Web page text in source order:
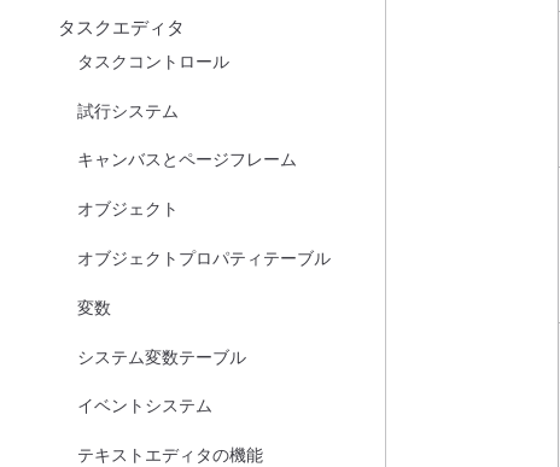
タスクエディタ
タスクコントロール
試行システム
キャンバスとページフレーム
オブジェクト
オブジェクトプロパティテーブル
変数
システム変数テーブル
イベントシステム
テキストエディタの機能